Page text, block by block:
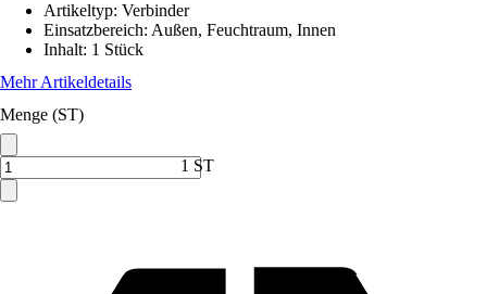
Artikeltyp: Verbinder
Einsatzbereich: Außen, Feuchtraum, Innen
Inhalt: 1 Stück
Mehr Artikeldetails
Menge (ST)
1 ST